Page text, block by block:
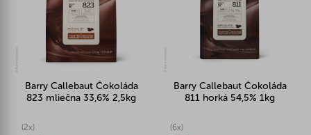
Barry Callebaut Čokoláda
823 mliečna 33,6% 2,5kg
(2x)
Barry Callebaut Čokoláda
811 horká 54,5% 1kg
(6x)